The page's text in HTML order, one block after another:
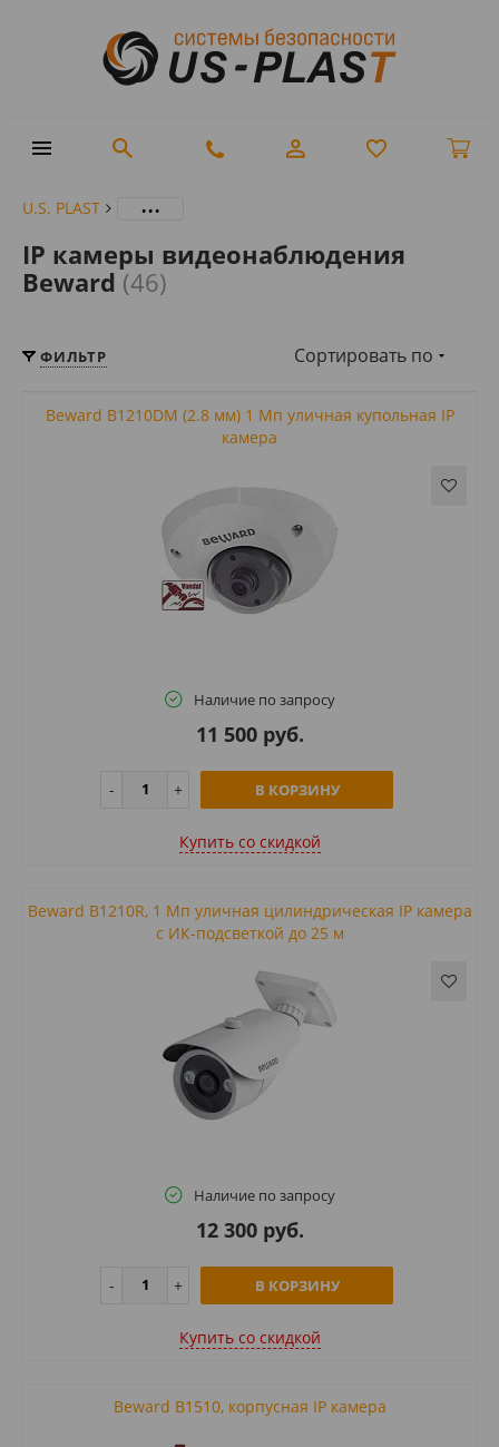
U.S. PLAST ...
IP камеры видеонаблюдения
Beward (46)
ФИЛЬТР Сортировать по
Beward B1210DM (2.8 мм) 1 Мп уличная купольная IP
камера
Наличие по запросу
11 500 руб.
В КОРЗИНУ
Купить cо скидкой
Beward B1210R, 1 Мп уличная цилиндрическая IP камера
с ИК-подсветкой до 25 м
Наличие по запросу
12 300 руб.
В КОРЗИНУ
Купить cо скидкой
Beward B1510, корпусная IP камера